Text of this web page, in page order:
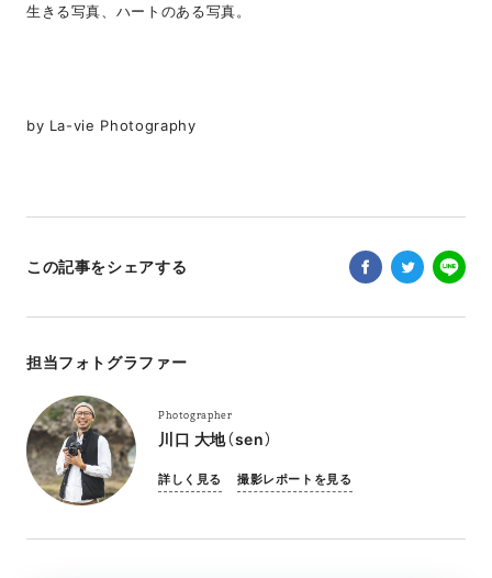
生きる写真、ハートのある写真。
by La-vie Photography
この記事をシェアする
担当フォトグラファー
Photographer
川口 大地（sen）
詳しく見る 撮影レポートを見る